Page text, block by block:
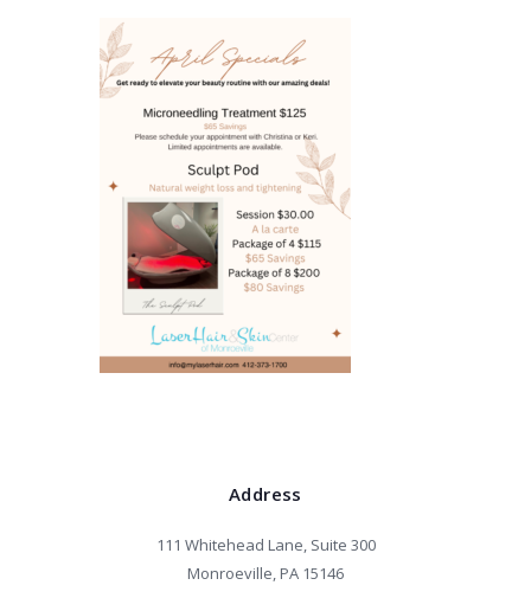
Address
111 Whitehead Lane, Suite 300
Monroeville, PA 15146